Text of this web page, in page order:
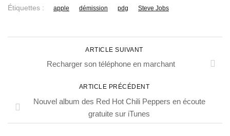
Étiquettes : apple démission pdg Steve Jobs
ARTICLE SUIVANT
Recharger son téléphone en marchant
ARTICLE PRÉCÉDENT
Nouvel album des Red Hot Chili Peppers en écoute
gratuite sur iTunes